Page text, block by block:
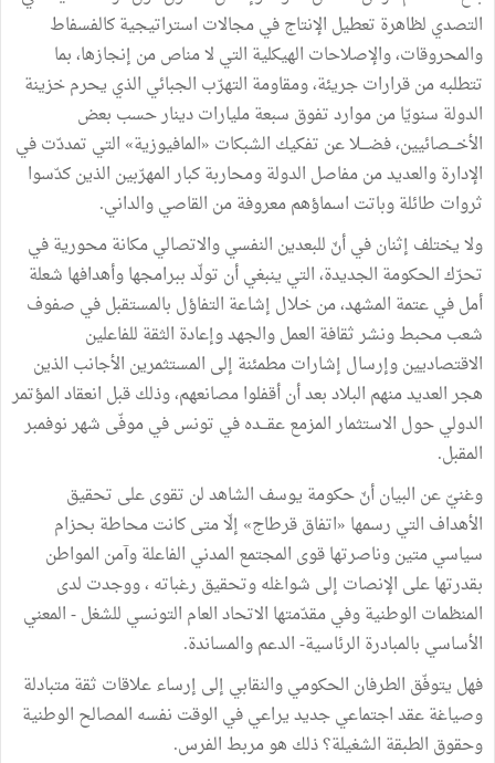
التصدي لظاهرة تعطيل الإنتاجفيمجالات استراتيجيةكالفسفاط
والمحروقات،والإصلاحات الهيكلية التي لامناصمن إنجازها،بما
تتطلبهمنقراراتجريئة،ومقاومة التهرّب الجبائي الذي يحرمخزينة
الدولة سنويّامنمواردتفوق سبعةملياراتدينارحسب بعض
الأخـــصائيين،فضـــلاعن تفكيك الشبكات «المافيوزية» التي تمددّتفي
الإدارةوالعديدمنمفاصل الدولةومحاربةكبارالمهرّبين الذينكدّسوا
ثروات طائلةوباتت اسماؤهممعروفةمن القاصيوالداني.
ولايختلف إثنانفيأنّ للبعدين النفسيوالاتصاليمكانةمحوريةفي
تحرّكالحكومة الجديدة،التي ينبغيأن تولّدببرامجهاوأهدافها شعلة
أملفيعتمة المشهد،منخلال إشاعة التفاؤل بالمستقبلفي صفوف
شعبمحبطونشرثقافة العملوالجهدوإعادة الثقة للفاعلين
الاقتصاديينوإرسال إشاراتمطمئنة إلى المستثمرين الأجانب الذين
هجرالعديدمنهم البلادبعدأنأقفلوامصانعهم،وذلكقبل انعقادالمؤتمر
الدوليحول الاستثمارالمزمععقـــدهفي تونسفيموفّى شهرنوفمبر
المقبل.
وغنيّعن البيانأنّحكومة يوسف الشاهدلن تقوىعلى تحقيق
الأهداف التي رسمها «اتفاققرطاج» إلّامتىكانتمحاطة بحزام
سياسيمتينوناصرتهاقوى المجتمع المدني الفاعلةوآمن المواطن
بقدرتهاعلى الإنصات إلى شواغلهوتحقيق رغباته ،ووجدت لدى
المنظمات الوطنيةوفيمقدّمتها الاتحادالعام التونسي للشغل-المعني
الأساسي بالمبادرة الرئاسية-الدعموالمساندة.
فهل يتوفّق الطرفان الحكوميوالنقابي إلى إرساءعلاقات ثقةمتبادلة
وصياغةعقداجتماعيجديديراعيفي الوقت نفسه المصالح الوطنية
وحقوق الطبقة الشغيلة؟ذلك هومربط الفرس.